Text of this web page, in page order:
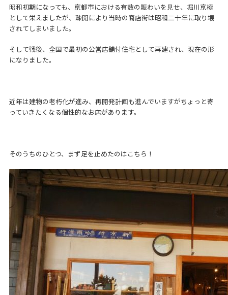
昭和初期になっても、京都市における有数の賑わいを見せ、堀川京極
として栄えましたが、疎開により当時の商店街は昭和二十年に取り壊
されてしまいました。
そして戦後、全国で最初の公営店舗付住宅として再建され、現在の形
になりました。
近年は建物の老朽化が進み、再開発計画も進んでいますがちょっと寄
っていきたくなる個性的なお店があります。
そのうちのひとつ、まず足を止めたのはこちら！